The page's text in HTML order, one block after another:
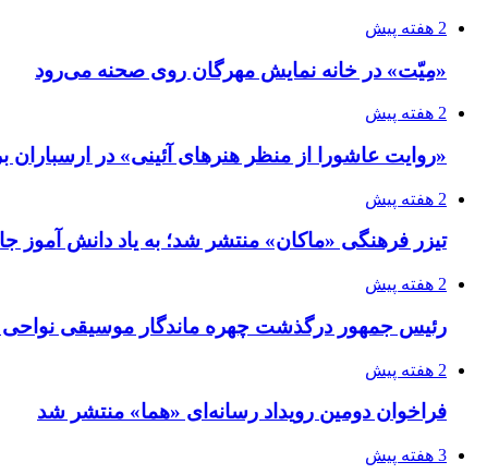
2 هفته پیش
«مِیّت» در خانه نمایش مهرگان روی صحنه می‌رود
2 هفته پیش
«روایت عاشورا از منظر هنرهای آئینی» در
2 هفته پیش
تیزر فرهنگی «ماکان» منتشر شد؛ به یاد دانش آموز
2 هفته پیش
رئیس جمهور درگذشت چهره ماندگار موسیقی نواحی
2 هفته پیش
فراخوان دومین رویداد رسانه‌ای «هما» منتشر شد
3 هفته پیش